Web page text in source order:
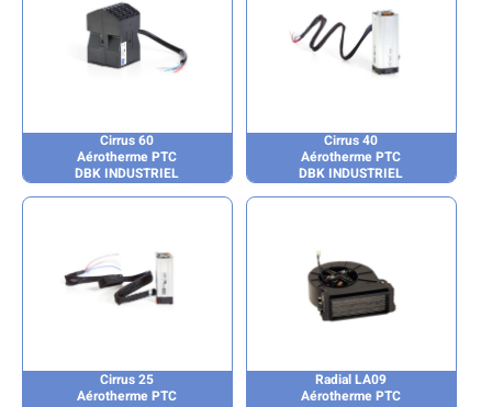
Cirrus 60
Aérotherme PTC
DBK INDUSTRIEL
Cirrus 40
Aérotherme PTC
DBK INDUSTRIEL
Cirrus 25
Aérotherme PTC
Radial LA09
Aérotherme PTC